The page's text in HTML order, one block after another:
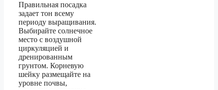
Правильная посадка
задает тон всему
периоду выращивания.
Выбирайте солнечное
место с воздушной
циркуляцией и
дренированным
грунтом. Корневую
шейку размещайте на
уровне почвы,